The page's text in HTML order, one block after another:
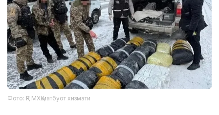
Фото: ҚР МХҚ матбуот хизмати